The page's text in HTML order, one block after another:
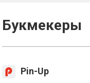
Букмекеры
Pin-Up